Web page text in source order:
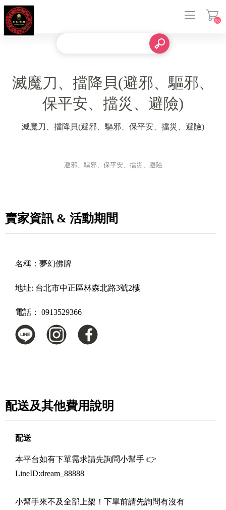
(0)
滅魔刀、擋降貝(避邪、驅邪、
保平安、擋災、避險)
滅魔刀、擋降貝(避邪、驅邪、保平安、擋災、避險)
避邪、驅邪、保平安、擋災、避險
賣家資訊 & 活動期間
名稱： 夢幻佛牌
地址: 台北市中正區林森北路3號2樓
電話： 0913529366
配送及其他費用說明
配送
本平台如有下單需求請先詢問小幫手 👉
LineID:dream_88888
小幫手來不及全部上架！下單前請先詢問有沒有